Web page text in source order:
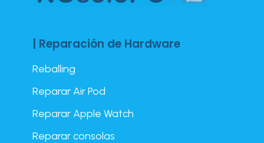
| Reparación de Hardware
Reballing
Reparar Air Pod
Reparar Apple Watch
Reparar consolas